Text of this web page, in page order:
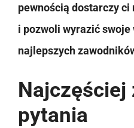
pewnością dostarczy
i pozwoli wyrazić
najlepszych
Najczęściej
pytania